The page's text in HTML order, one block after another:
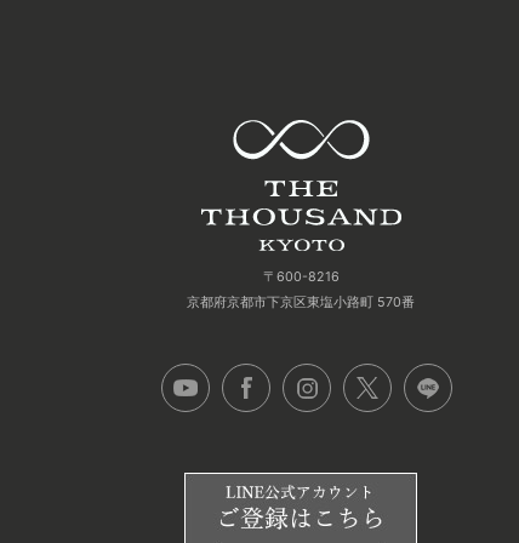
〒600-8216
京都府京都市下京区東塩小路町 570番